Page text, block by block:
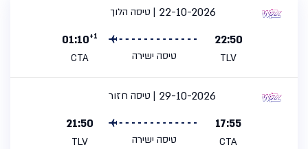
טיסה הלוך
22-10-2026
22:50
TLV טיסה ישירה
01:10+1
CTA
טיסה חזור
29-10-2026
17:55
CTA טיסה ישירה
21:50
TLV